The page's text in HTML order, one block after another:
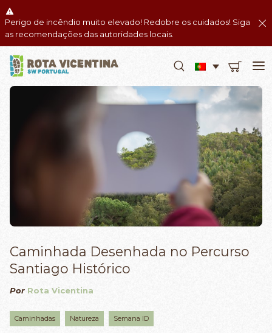
Perigo de incêndio muito elevado! Redobre os cuidados! Siga
as recomendações das autoridades locais.
Caminhada Desenhada no Percurso
Santiago Histórico
Por Rota Vicentina
Caminhadas Natureza Semana ID